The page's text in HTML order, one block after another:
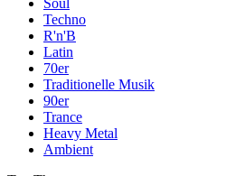
Soul
Techno
R'n'B
Latin
70er
Traditionelle Musik
90er
Trance
Heavy Metal
Ambient